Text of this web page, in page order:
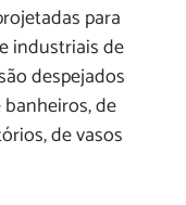
para
industriais de
despejados
de
de vasos